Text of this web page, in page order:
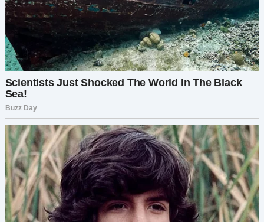
— Я ухожу.
И на этот раз — по-настоящему.
В ту же ночь я собрала вещи. Позвонила
Константину, рыдая, рассказала ему всё.
Долгое время он молчал, а потом сказал:
— Возвращайся домой.
И я вернулась.
Следующие месяцы стали вихрем из терапии,
восстановления и попыток построить жизнь